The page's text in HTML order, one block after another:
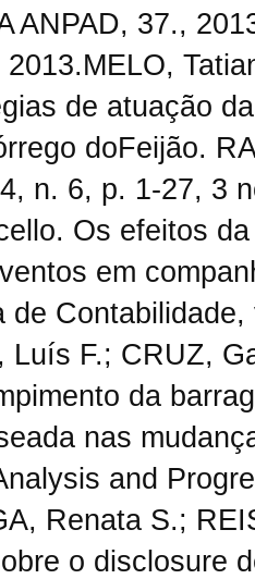
ANPAD, 37.,
de atuação
doFeijão.
n. 6, p. 1-27, 3
Os efeitos
em
de
Luís F.; CRUZ,
da
nas
and
Renata S.;
o disclosure